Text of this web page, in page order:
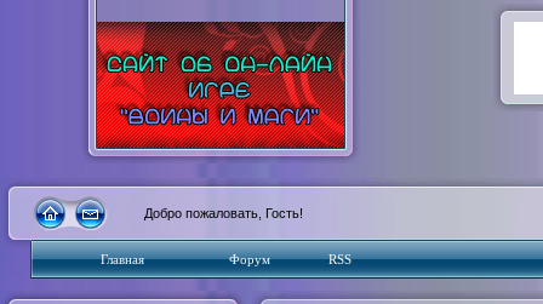
Добро пожаловать, Гость!
Главная Форум RSS